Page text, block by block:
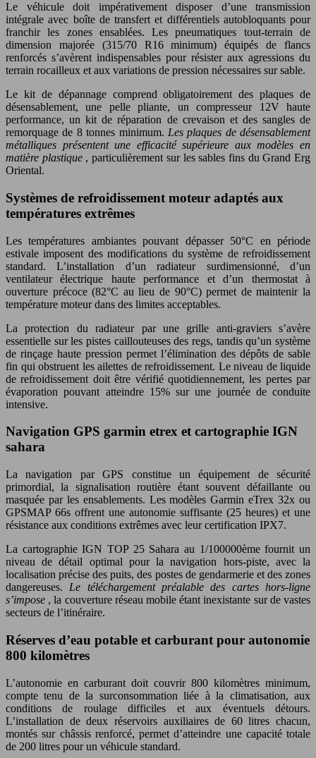
Le véhicule doit impérativement disposer d’une transmission
intégrale avec boîte de transfert et différentiels autobloquants pour
franchir les zones ensablées. Les pneumatiques tout-terrain de
dimension majorée (315/70 R16 minimum) équipés de flancs
renforcés s’avèrent indispensables pour résister aux agressions du
terrain rocailleux et aux variations de pression nécessaires sur sable.
Le kit de dépannage comprend obligatoirement des plaques de
désensablement, une pelle pliante, un compresseur 12V haute
performance, un kit de réparation de crevaison et des sangles de
remorquage de 8 tonnes minimum. Les plaques de désensablement
métalliques présentent une efficacité supérieure aux modèles en
matière plastique , particulièrement sur les sables fins du Grand Erg
Oriental.
Systèmes de refroidissement moteur adaptés aux
températures extrêmes
Les températures ambiantes pouvant dépasser 50°C en période
estivale imposent des modifications du système de refroidissement
standard. L’installation d’un radiateur surdimensionné, d’un
ventilateur électrique haute performance et d’un thermostat à
ouverture précoce (82°C au lieu de 90°C) permet de maintenir la
température moteur dans des limites acceptables.
La protection du radiateur par une grille anti-graviers s’avère
essentielle sur les pistes caillouteuses des regs, tandis qu’un système
de rinçage haute pression permet l’élimination des dépôts de sable
fin qui obstruent les ailettes de refroidissement. Le niveau de liquide
de refroidissement doit être vérifié quotidiennement, les pertes par
évaporation pouvant atteindre 15% sur une journée de conduite
intensive.
Navigation GPS garmin etrex et cartographie IGN
sahara
La navigation par GPS constitue un équipement de sécurité
primordial, la signalisation routière étant souvent défaillante ou
masquée par les ensablements. Les modèles Garmin eTrex 32x ou
GPSMAP 66s offrent une autonomie suffisante (25 heures) et une
résistance aux conditions extrêmes avec leur certification IPX7.
La cartographie IGN TOP 25 Sahara au 1/100000ème fournit un
niveau de détail optimal pour la navigation hors-piste, avec la
localisation précise des puits, des postes de gendarmerie et des zones
dangereuses. Le téléchargement préalable des cartes hors-ligne
s’impose , la couverture réseau mobile étant inexistante sur de vastes
secteurs de l’itinéraire.
Réserves d’eau potable et carburant pour autonomie
800 kilomètres
L’autonomie en carburant doit couvrir 800 kilomètres minimum,
compte tenu de la surconsommation liée à la climatisation, aux
conditions de roulage difficiles et aux éventuels détours.
L’installation de deux réservoirs auxiliaires de 60 litres chacun,
montés sur châssis renforcé, permet d’atteindre une capacité totale
de 200 litres pour un véhicule standard.